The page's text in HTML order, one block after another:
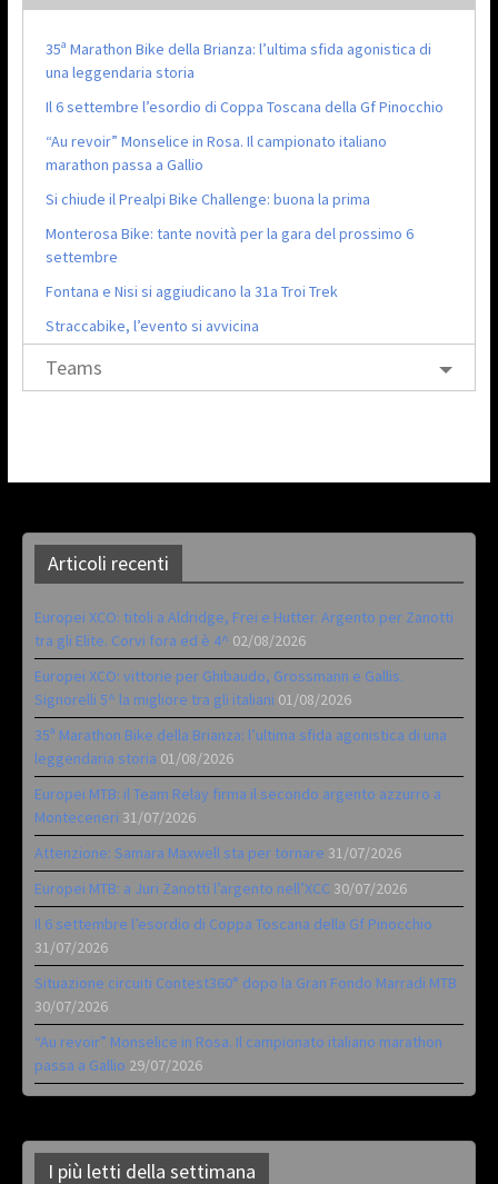
35ª Marathon Bike della Brianza: l’ultima sfida agonistica di
una leggendaria storia
Il 6 settembre l’esordio di Coppa Toscana della Gf Pinocchio
“Au revoir” Monselice in Rosa. Il campionato italiano
marathon passa a Gallio
Si chiude il Prealpi Bike Challenge: buona la prima
Monterosa Bike: tante novità per la gara del prossimo 6
settembre
Fontana e Nisi si aggiudicano la 31a Troi Trek
Straccabike, l’evento si avvicina
Teams
Articoli recenti
Europei XCO: titoli a Aldridge, Frei e Hutter. Argento per Zanotti
tra gli Elite. Corvi fora ed è 4^ 02/08/2026
Europei XCO: vittorie per Ghibaudo, Grossmann e Gallis.
Signorelli 5^ la migliore tra gli italiani 01/08/2026
35ª Marathon Bike della Brianza: l’ultima sfida agonistica di una
leggendaria storia 01/08/2026
Europei MTB: il Team Relay firma il secondo argento azzurro a
Monteceneri 31/07/2026
Attenzione: Samara Maxwell sta per tornare 31/07/2026
Europei MTB: a Juri Zanotti l’argento nell’XCC 30/07/2026
Il 6 settembre l’esordio di Coppa Toscana della Gf Pinocchio
31/07/2026
Situazione circuiti Contest360° dopo la Gran Fondo Marradi MTB
30/07/2026
“Au revoir” Monselice in Rosa. Il campionato italiano marathon
passa a Gallio 29/07/2026
I più letti della settimana